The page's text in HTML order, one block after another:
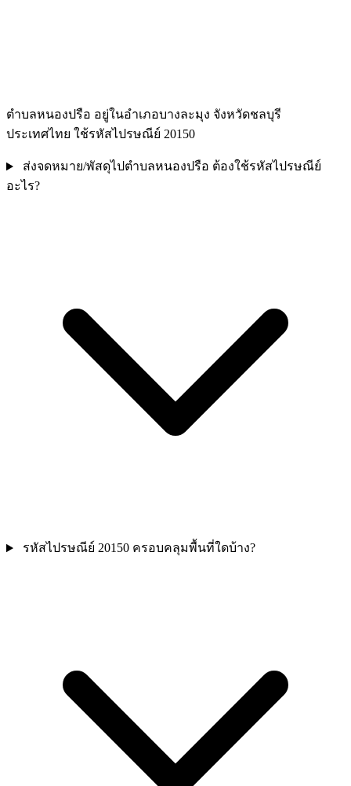
ตำบลหนองปรือ อยู่ในอำเภอบางละมุง จังหวัดชลบุรี
ประเทศไทย ใช้รหัสไปรษณีย์ 20150
ส่งจดหมาย/พัสดุไปตำบลหนองปรือ ต้องใช้รหัสไปรษณีย์
อะไร?
รหัสไปรษณีย์ 20150 ครอบคลุมพื้นที่ใดบ้าง?